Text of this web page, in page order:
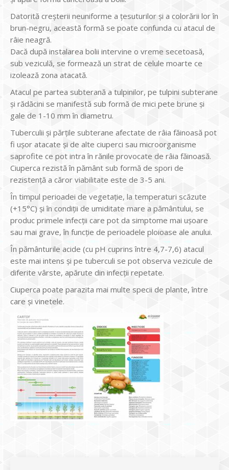
Datorită creșterii neuniforme a țesuturilor și a colorării lor în
brun-negru, această formă se poate confunda cu atacul de
râie neagră.
Dacă după instalarea bolii intervine o vreme secetoasă,
sub veziculă, se formează un strat de celule moarte ce
izolează zona atacată.
Atacul pe partea subterană a tulpinilor, pe tulpini subterane
și rădăcini se manifestă sub formă de mici pete brune și
gale de 1-10 mm în diametru.
Tuberculii și părțile subterane afectate de râia făinoasă pot
fi ușor atacate și de alte ciuperci sau microorganisme
saprofite ce pot intra în rănile provocate de râia făinoasă.
Ciuperca rezistă în pământ sub formă de spori de
rezistență a căror viabilitate este de 3-5 ani.
În timpul perioadei de vegetație, la temperaturi scăzute
(+15°C) și în condiții de umiditate mare a pământului, se
produc primele infecții care pot da simptome mai ușoare
sau mai grave, în funcție de perioadele ploioase ale anului.
În pământurile acide (cu pH cuprins între 4,7-7,6) atacul
este mai intens și pe tuberculi se pot observa vezicule de
diferite vârste, apărute din infecții repetate.
Ciuperca poate parazita mai multe specii de plante, între
care și vinetele.